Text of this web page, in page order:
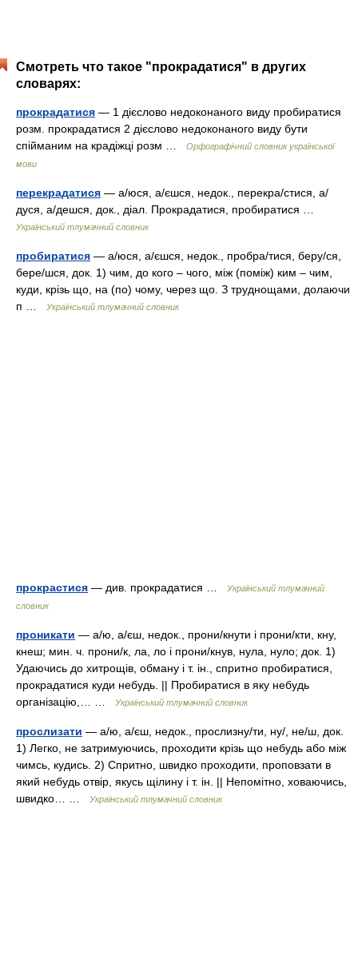
Смотреть что такое "прокрадатися" в других
словарях:
прокрадатися — 1 дієслово недоконаного виду пробиратися
розм. прокрадатися 2 дієслово недоконаного виду бути
спійманим на крадіжці розм …
Орфографічний словник української
мови
перекрадатися — а/юся, а/єшся, недок., перекра/стися, а/
дуся, а/дешся, док., діал. Прокрадатися, пробиратися …
Український тлумачний словник
пробиратися — а/юся, а/єшся, недок., пробра/тися, беру/ся,
бере/шся, док. 1) чим, до кого – чого, між (поміж) ким – чим,
куди, крізь що, на (по) чому, через що. З труднощами, долаючи
п …
Український тлумачний словник
прокрастися — див. прокрадатися …
Український тлумачний
словник
проникати — а/ю, а/єш, недок., прони/кнути і прони/кти, кну,
кнеш; мин. ч. прони/к, ла, ло і прони/кнув, нула, нуло; док. 1)
Удаючись до хитрощів, обману і т. ін., спритно пробиратися,
прокрадатися куди небудь. || Пробиратися в яку небудь
організацію,… …
Український тлумачний словник
прослизати — а/ю, а/єш, недок., прослизну/ти, ну/, не/ш, док.
1) Легко, не затримуючись, проходити крізь що небудь або між
чимсь, кудись. 2) Спритно, швидко проходити, проповзати в
який небудь отвір, якусь щілину і т. ін. || Непомітно, ховаючись,
швидко… …
Український тлумачний словник